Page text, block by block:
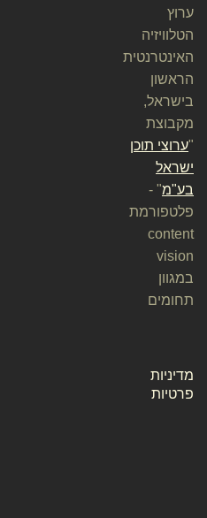
ערוץ
הטלוויזיה
האינטרנטית
הראשון
בישראל,
מקבוצת
"ערוצי תוכן
ישראל
בע"מ" -
פלטפורמת
content
vision
במגוון
תחומים
מדיניות
פרטיות